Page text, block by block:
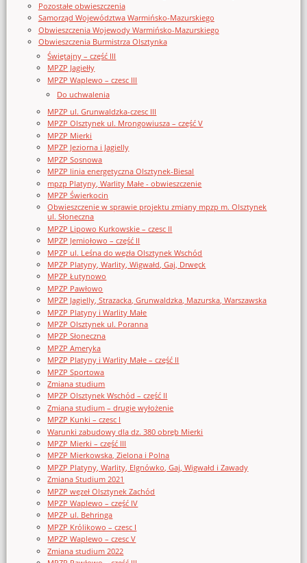
Pozostałe obwieszczenia
Samorząd Województwa Warmińsko-Mazurskiego
Obwieszczenia Wojewody Warmińsko-Mazurskiego
Obwieszczenia Burmistrza Olsztynka
Świętajny – część III
MPZP Jagiełły
MPZP Waplewo – czesc III
Do uchwalenia
MPZP ul. Grunwaldzka-czesc III
MPZP Olsztynek ul. Mrongowiusza – część V
MPZP Mierki
MPZP Jeziorna i Jagielly
MPZP Sosnowa
MPZP linia energetyczna Olsztynek-Biesal
mpzp Platyny, Warlity Małe - obwieszczenie
MPZP Świerkocin
Obwieszczenie w sprawie projektu zmiany mpzp m. Olsztynek
ul. Słoneczna
MPZP Lipowo Kurkowskie – czesc II
MPZP Jemiołowo – część II
MPZP ul. Leśna do węzła Olsztynek Wschód
MPZP Platyny, Warlity, Wigwałd, Gaj, Drwęck
MPZP Łutynowo
MPZP Pawłowo
MPZP Jagielly, Strazacka, Grunwaldzka, Mazurska, Warszawska
MPZP Platyny i Warlity Małe
MPZP Olsztynek ul. Poranna
MPZP Słoneczna
MPZP Ameryka
MPZP Platyny i Warlity Małe – część II
MPZP Sportowa
Zmiana studium
MPZP Olsztynek Wschód – część II
Zmiana studium – drugie wyłożenie
MPZP Kunki – czesc I
Warunki zabudowy dla dz. 380 obręb Mierki
MPZP Mierki – część III
MPZP Mierkowska, Zielona i Polna
MPZP Platyny, Warlity, Elgnówko, Gaj, Wigwałd i Zawady
Zmiana Studium 2021
MPZP węzeł Olsztynek Zachód
MPZP Waplewo – część IV
MPZP ul. Behringa
MPZP Królikowo – czesc I
MPZP Waplewo – czesc V
Zmiana studium 2022